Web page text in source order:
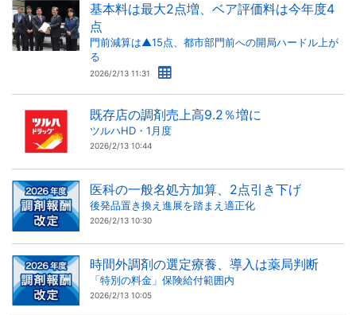
基本料は最大2点増、ベア評価料は今年度4
点
門前減算は▲15点、都市部門前への開局ハードル上が
る
2026/2/13 11:31
既存店の調剤売上高9.2％増に
ツルハHD・1月度
2026/2/13 10:44
医科の一般名処方加算、2点引き下げ
後発品置き換え進展を踏まえ適正化
2026/2/13 10:30
時間外調剤の選定療養、導入は薬局判断
「特別の料金」保険給付範囲内
2026/2/13 10:05